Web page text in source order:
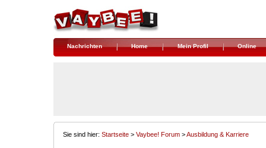
Nachrichten Home Mein Profil Online
Sie sind hier: Startseite > Vaybee! Forum >Ausbildung & Karriere